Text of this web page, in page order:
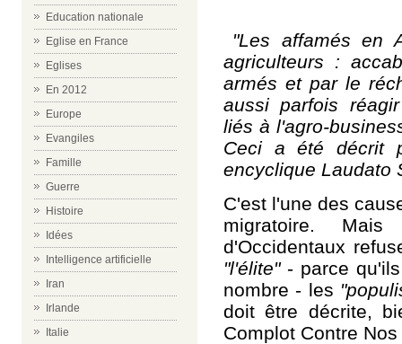
Education nationale
Eglise en France
Eglises
En 2012
Europe
Evangiles
Famille
Guerre
Histoire
Idées
Intelligence artificielle
Iran
Irlande
Italie
"Les affamés en
agriculteurs :
armés et par le
aussi parfois
liés à l'agro-
Ceci a été décrit
encyclique Laudato
C'est l'une des
migratoire.
d'Occidentaux
"l'élite"- parce
nombre - les
doit être décrite,
Complot Contre Nos